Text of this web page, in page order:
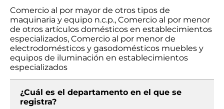
Comercio al por mayor de otros tipos de
maquinaria y equipo n.c.p., Comercio al por menor
de otros artículos domésticos en establecimientos
especializados, Comercio al por menor de
electrodomésticos y gasodomésticos muebles y
equipos de iluminación en establecimientos
especializados
¿Cuál es el departamento en el que se
registra?